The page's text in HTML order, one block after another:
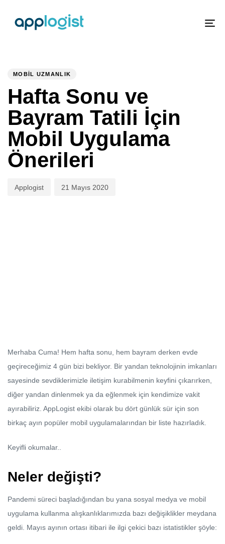
MOBIL UZMANLIK
Hafta Sonu ve
Bayram Tatili İçin
Mobil Uygulama
Önerileri
Applogist 21 Mayıs 2020
Merhaba Cuma! Hem hafta sonu, hem bayram derken evde
geçireceğimiz 4 gün bizi bekliyor. Bir yandan teknolojinin imkanları
sayesinde sevdiklerimizle iletişim kurabilmenin keyfini çıkarırken,
diğer yandan dinlenmek ya da eğlenmek için kendimize vakit
ayırabiliriz. AppLogist ekibi olarak bu dört günlük sür için son
birkaç ayın popüler mobil uygulamalarından bir liste hazırladık.
Keyifli okumalar..
Neler değişti?
Pandemi süreci başladığından bu yana sosyal medya ve mobil
uygulama kullanma alışkanlıklarımızda bazı değişiklikler meydana
geldi. Mayıs ayının ortası itibari ile ilgi çekici bazı istatistikler şöyle: